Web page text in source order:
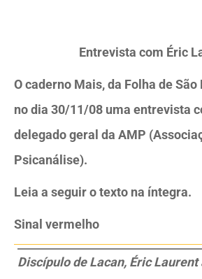
Entrevista com Éric
O caderno Mais, da Folha de
no dia 30/11/08 uma entrevista
delegado geral da AMP
Psicanálise).
Leia a seguir o texto na íntegra.
Sinal vermelho
Discípulo de Lacan, Éric Laurent